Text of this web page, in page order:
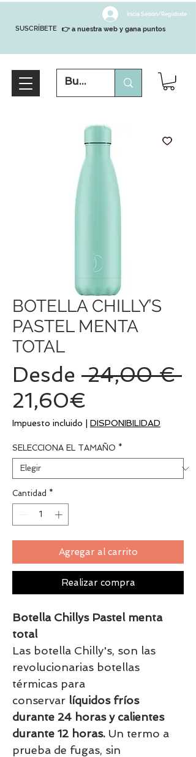
SUSCRÍBETE
Inicia Sesión/Regístrate
👉 a nuestra web y gana puntos
BOTELLA CHILLY’S
PASTEL MENTA
TOTAL
Desde 24,00 €
21,60€
de
oferta
Impuesto incluido DISPONIBILIDAD
SELECCIONA EL TAMAÑO *
Cantidad *
Agregar al carrito
Realizar compra
Botella Chillys Pastel menta
total
Las botella Chilly's, son las
revolucionarias botellas
térmicas para
conservar líquidos fríos
durante 24 horas y calientes
durante 12 horas. Un termo a
prueba de fugas, sin